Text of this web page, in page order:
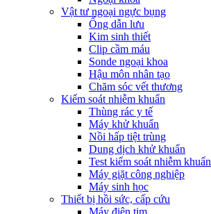
Vật tư ngoại ngực bụng
Ống dẫn lưu
Kim sinh thiết
Clip cầm máu
Sonde ngoại khoa
Hậu môn nhân tạo
Chăm sóc vết thương
Kiểm soát nhiễm khuẩn
Thùng rác y tế
Máy khử khuẩn
Nồi hấp tiệt trùng
Dung dịch khử khuẩn
Test kiểm soát nhiễm khuẩn
Máy giặt công nghiệp
Máy sinh học
Thiết bị hồi sức, cấp cứu
Máy điện tim